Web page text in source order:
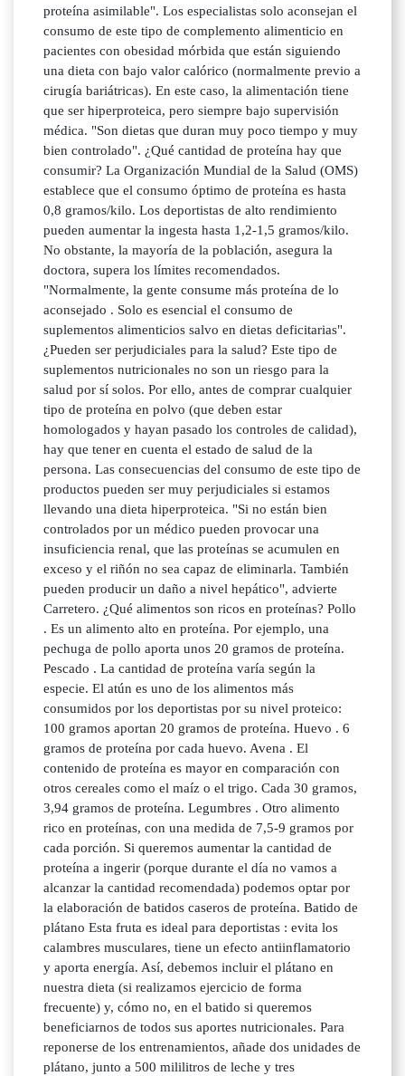
proteína asimilable". Los especialistas solo aconsejan el
consumo de este tipo de complemento alimenticio en
pacientes con obesidad mórbida que están siguiendo
una dieta con bajo valor calórico (normalmente previo a
cirugía bariátricas). En este caso, la alimentación tiene
que ser hiperproteica, pero siempre bajo supervisión
médica. "Son dietas que duran muy poco tiempo y muy
bien controlado". ¿Qué cantidad de proteína hay que
consumir? La Organización Mundial de la Salud (OMS)
establece que el consumo óptimo de proteína es hasta
0,8 gramos/kilo. Los deportistas de alto rendimiento
pueden aumentar la ingesta hasta 1,2-1,5 gramos/kilo.
No obstante, la mayoría de la población, asegura la
doctora, supera los límites recomendados.
"Normalmente, la gente consume más proteína de lo
aconsejado . Solo es esencial el consumo de
suplementos alimenticios salvo en dietas deficitarias".
¿Pueden ser perjudiciales para la salud? Este tipo de
suplementos nutricionales no son un riesgo para la
salud por sí solos. Por ello, antes de comprar cualquier
tipo de proteína en polvo (que deben estar
homologados y hayan pasado los controles de calidad),
hay que tener en cuenta el estado de salud de la
persona. Las consecuencias del consumo de este tipo de
productos pueden ser muy perjudiciales si estamos
llevando una dieta hiperproteica. "Si no están bien
controlados por un médico pueden provocar una
insuficiencia renal, que las proteínas se acumulen en
exceso y el riñón no sea capaz de eliminarla. También
pueden producir un daño a nivel hepático", advierte
Carretero. ¿Qué alimentos son ricos en proteínas? Pollo
. Es un alimento alto en proteína. Por ejemplo, una
pechuga de pollo aporta unos 20 gramos de proteína.
Pescado . La cantidad de proteína varía según la
especie. El atún es uno de los alimentos más
consumidos por los deportistas por su nivel proteico:
100 gramos aportan 20 gramos de proteína. Huevo . 6
gramos de proteína por cada huevo. Avena . El
contenido de proteína es mayor en comparación con
otros cereales como el maíz o el trigo. Cada 30 gramos,
3,94 gramos de proteína. Legumbres . Otro alimento
rico en proteínas, con una medida de 7,5-9 gramos por
cada porción. Si queremos aumentar la cantidad de
proteína a ingerir (porque durante el día no vamos a
alcanzar la cantidad recomendada) podemos optar por
la elaboración de batidos caseros de proteína. Batido de
plátano Esta fruta es ideal para deportistas : evita los
calambres musculares, tiene un efecto antiinflamatorio
y aporta energía. Así, debemos incluir el plátano en
nuestra dieta (si realizamos ejercicio de forma
frecuente) y, cómo no, en el batido si queremos
beneficiarnos de todos sus aportes nutricionales. Para
reponerse de los entrenamientos, añade dos unidades de
plátano, junto a 500 mililitros de leche y tres